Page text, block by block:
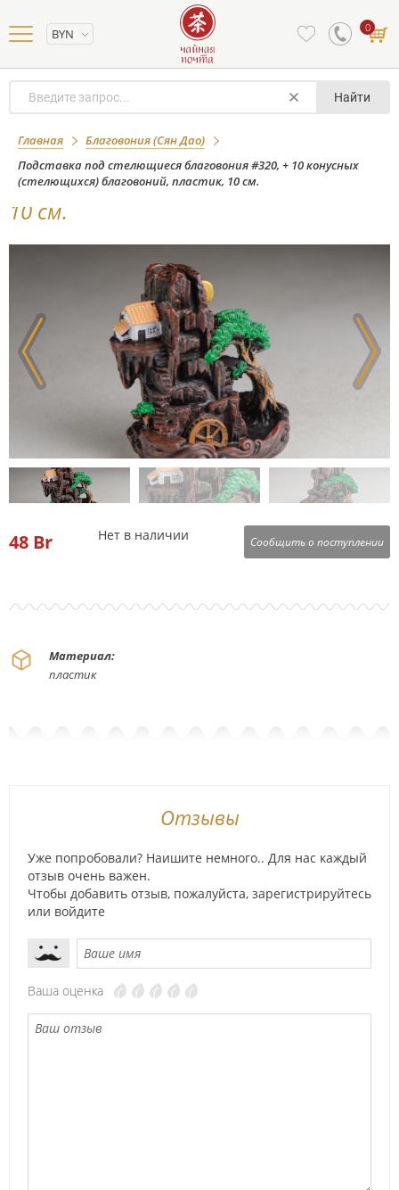
BYN 0
Найти
Главная
Благовония (Сян Дао)
Подставка под стелющиеся благовония #320, + 10 конусных
(стелющихся) благовоний, пластик, 10 см.
Подставка под стелющиеся
благовония #320, + 10 конусных
(стелющихся) благовоний, пластик,
10 см.
48 Br Нет в наличии Сообщить о поступлении
Материал:
пластик
Отзывы
Уже попробовали? Наишите немного.. Для нас каждый
отзыв очень важен.
Чтобы добавить отзыв, пожалуйста, зарегистрируйтесь
или войдите
Ваша оценка